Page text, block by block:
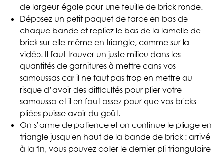
de largeur égale pour une feuille de brick ronde.
Déposez un petit paquet de farce en bas de
chaque bande et repliez le bas de la lamelle de
brick sur elle-même en triangle, comme sur la
vidéo. Il faut trouver un juste milieu dans les
quantités de garnitures à mettre dans vos
samoussas car il ne faut pas trop en mettre au
risque d’avoir des difficultés pour plier votre
samoussa et il en faut assez pour que vos bricks
pliées puisse avoir du goût.
On s’arme de patience et on continue le pliage en
triangle jusqu'en haut de la bande de brick : arrivé
à la fin, vous pouvez coller le dernier pli triangulaire